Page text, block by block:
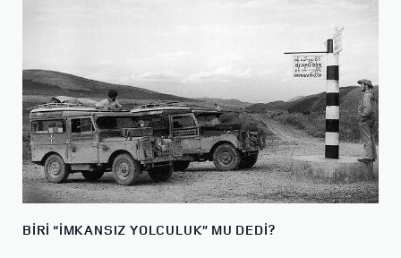
BİRİ “İMKANSIZ YOLCULUK” MU DEDİ?